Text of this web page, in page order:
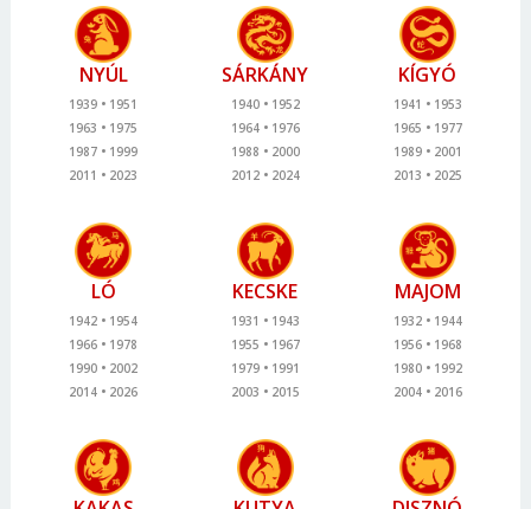
NYÚL
1939
1951
1963
1975
1987
1999
2011
2023
SÁRKÁNY
1940
1952
1964
1976
1988
2000
2012
2024
KÍGYÓ
1941
1953
1965
1977
1989
2001
2013
2025
LÓ
1942
1954
1966
1978
1990
2002
2014
2026
KECSKE
1931
1943
1955
1967
1979
1991
2003
2015
MAJOM
1932
1944
1956
1968
1980
1992
2004
2016